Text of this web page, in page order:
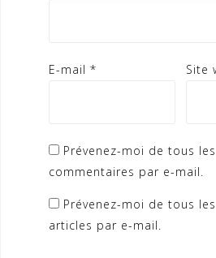
E-mail * Site
Prévenez-moi de tous
commentaires par e-mail.
Prévenez-moi de tous
articles par e-mail.